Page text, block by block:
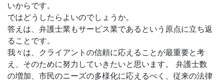
いからです。
ではどうしたらよいのでしょうか。
答えは、弁護士業もサービス業であるという原点に立ち返
ることです。
我々は、クライアントの信頼に応えることが最重要と考
え、そのために努力していきたいと思います。 弁護士数
の増加、市民のニーズの多様化に応えるべく、従来の法律